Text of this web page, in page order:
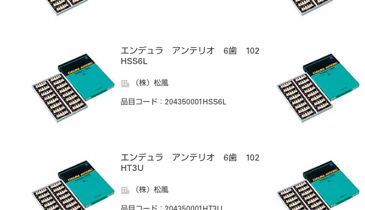
エンデュラ アンテリオ 6歯 102
HSS6L
（株）松風
品目コード ：204350001HSS6L
エンデュラ アンテリオ 6歯 102
HT3U
（株）松風